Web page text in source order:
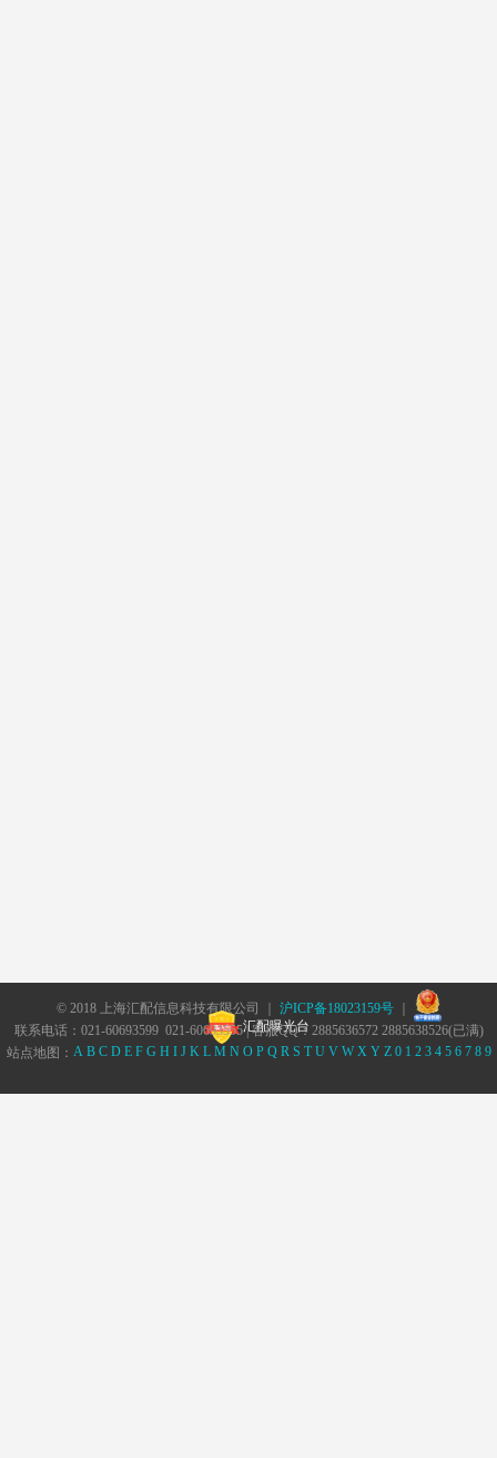
© 2018 上海汇配信息科技有限公司 ｜ 沪ICP备18023159号｜
汇配曝光台
联系电话：021-60693599 021-60693555 | 客服QQ：2885636572 2885638526(已满)
站点地图： A B C D E F G H I J K L M N O P Q R S T U V W X Y Z 0 1 2 3 4 5 6 7 8 9